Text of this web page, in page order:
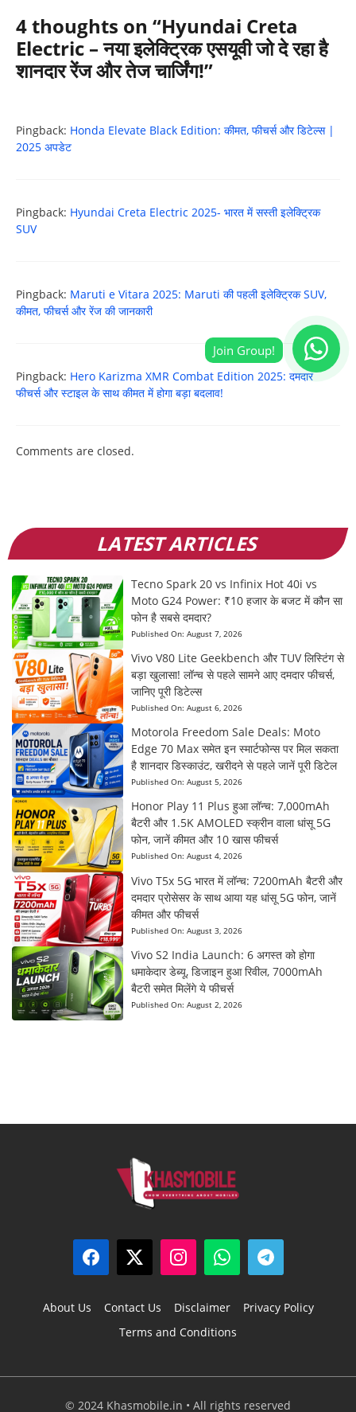
4 thoughts on “Hyundai Creta
Electric – नया इलेक्ट्रिक एसयूवी जो दे रहा है
शानदार रेंज और तेज चार्जिंग!”
Pingback: Honda Elevate Black Edition: कीमत, फीचर्स और डिटेल्स |
2025 अपडेट
Pingback: Hyundai Creta Electric 2025- भारत में सस्ती इलेक्ट्रिक
SUV
Pingback: Maruti e Vitara 2025: Maruti की पहली इलेक्ट्रिक SUV,
कीमत, फीचर्स और रेंज की जानकारी
Pingback: Hero Karizma XMR Combat Edition 2025: दमदार
फीचर्स और स्टाइल के साथ कीमत में होगा बड़ा बदलाव!
Comments are closed.
LATEST ARTICLES
Tecno Spark 20 vs Infinix Hot 40i vs
Moto G24 Power: ₹10 हजार के बजट में कौन सा
फोन है सबसे दमदार?
Published On: August 7, 2026
Vivo V80 Lite Geekbench और TUV लिस्टिंग से
बड़ा खुलासा! लॉन्च से पहले सामने आए दमदार फीचर्स,
जानिए पूरी डिटेल्स
Published On: August 6, 2026
Motorola Freedom Sale Deals: Moto
Edge 70 Max समेत इन स्मार्टफोन्स पर मिल सकता
है शानदार डिस्काउंट, खरीदने से पहले जानें पूरी डिटेल
Published On: August 5, 2026
Honor Play 11 Plus हुआ लॉन्च: 7,000mAh
बैटरी और 1.5K AMOLED स्क्रीन वाला धांसू 5G
फोन, जानें कीमत और 10 खास फीचर्स
Published On: August 4, 2026
Vivo T5x 5G भारत में लॉन्च: 7200mAh बैटरी और
दमदार प्रोसेसर के साथ आया यह धांसू 5G फोन, जानें
कीमत और फीचर्स
Published On: August 3, 2026
Vivo S2 India Launch: 6 अगस्त को होगा
धमाकेदार डेब्यू, डिजाइन हुआ रिवील, 7000mAh
बैटरी समेत मिलेंगे ये फीचर्स
Published On: August 2, 2026
About Us Contact Us Disclaimer
Privacy Policy
Terms and Conditions
© 2024 Khasmobile.in • All rights reserved